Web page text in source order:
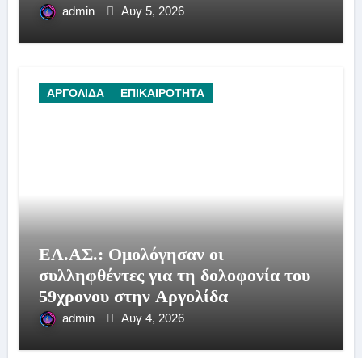
admin Αυγ 5, 2026
ΑΡΓΟΛΙΔΑ ΕΠΙΚΑΙΡΟΤΗΤΑ
ΕΛ.ΑΣ.: Ομολόγησαν οι
συλληφθέντες για τη δολοφονία του
59χρονου στην Αργολίδα
admin Αυγ 4, 2026